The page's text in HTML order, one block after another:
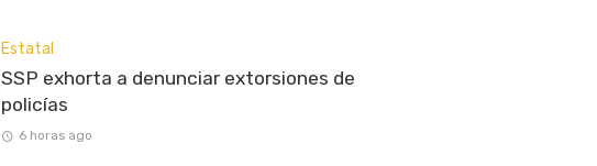
Estatal
SSP exhorta a denunciar extorsiones de
policías
6 horas ago